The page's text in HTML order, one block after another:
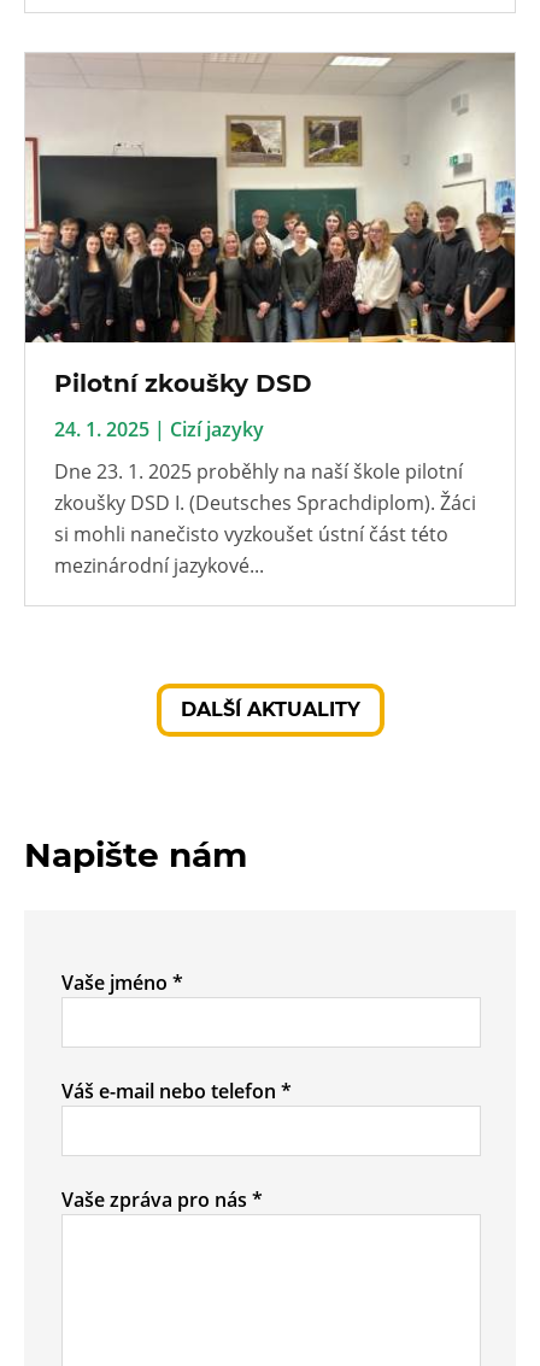
Pilotní zkoušky DSD
24. 1. 2025 | Cizí jazyky
Dne 23. 1. 2025 proběhly na naší škole pilotní
zkoušky DSD I. (Deutsches Sprachdiplom). Žáci
si mohli nanečisto vyzkoušet ústní část této
mezinárodní jazykové...
DALŠÍ AKTUALITY
Napište nám
Vaše jméno *
Váš e-mail nebo telefon *
Vaše zpráva pro nás *